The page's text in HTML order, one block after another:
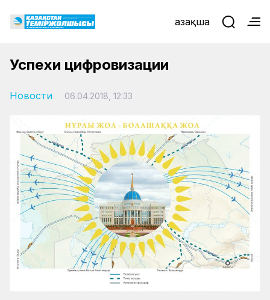
Қазақша
Успехи цифровизации
Новости 06.04.2018, 12:33